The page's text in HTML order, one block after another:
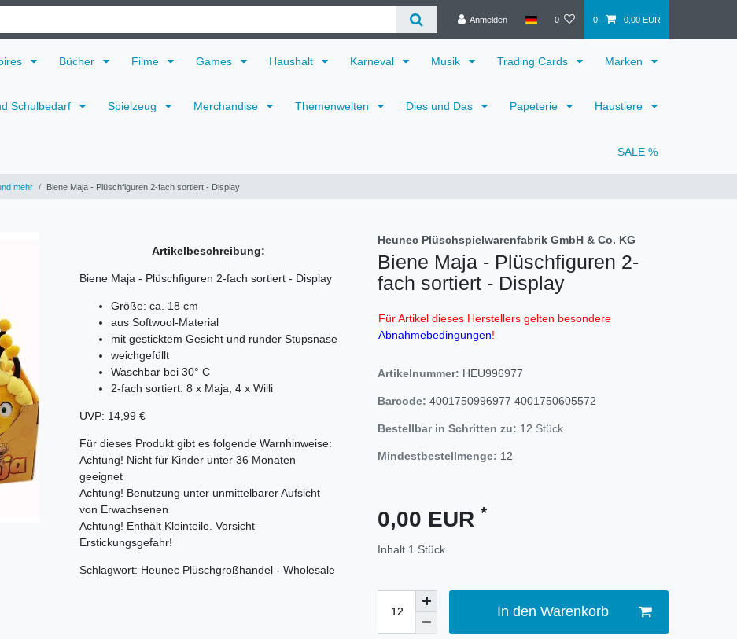
Anmelden 0 0 0,00 EUR
Bücher Filme Games Haushalt Karneval Musik Trading Cards Marken
Schulbedarf Spielzeug Merchandise Themenwelten Dies und Das Papeterie Haustiere
SALE %
mehr Biene Maja - Plüschfiguren 2-fach sortiert - Display
Artikelbeschreibung:
Biene Maja - Plüschfiguren 2-fach sortiert - Display
Größe: ca. 18 cm
aus Softwool-Material
mit gesticktem Gesicht und runder Stupsnase
weichgefüllt
Waschbar bei 30° C
2-fach sortiert: 8 x Maja, 4 x Willi
UVP: 14,99 €
Für dieses Produkt gibt es folgende Warnhinweise:
Achtung! Nicht für Kinder unter 36 Monaten
geeignet
Achtung! Benutzung unter unmittelbarer Aufsicht
von Erwachsenen
Achtung! Enthält Kleinteile. Vorsicht
Erstickungsgefahr!
Schlagwort: Heunec Plüschgroßhandel - Wholesale
Heunec Plüschspielwarenfabrik GmbH & Co. KG
Biene Maja - Plüschfiguren 2-
fach sortiert - Display
Für Artikel dieses Herstellers gelten besondere
Abnahmebedingungen!
Artikelnummer: HEU996977
Barcode: 4001750996977 4001750605572
Bestellbar in Schritten zu: 12 Stück
Mindestbestellmenge: 12
0,00 EUR *
Inhalt 1 Stück
In den Warenkorb